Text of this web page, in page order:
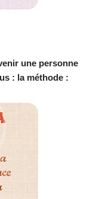
une personne
: la méthode :